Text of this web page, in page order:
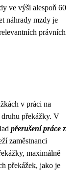
ve výši alespoň 60
náhrady mzdy je
právních
v práci na
druhu překážky. V
přerušení práce z
zaměstnanci
maximálně
překážek, jako je